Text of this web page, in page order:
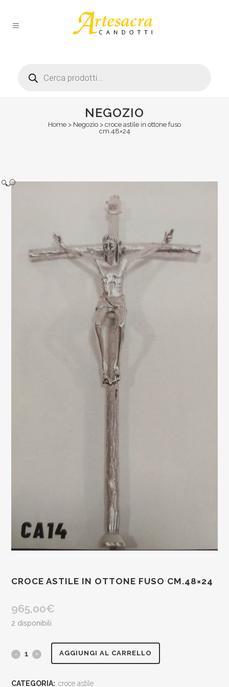
search
NEGOZIO
Home > Negozio > croce astile in ottone fuso
cm.48×24
🔍
CROCE ASTILE IN OTTONE FUSO CM.48×24
965,00€
2 disponibili
croce AGGIUNGI AL CARRELLO
CATEGORIA: croce astile